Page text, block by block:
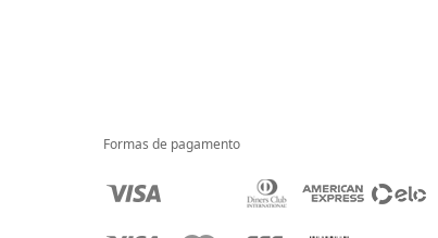
Formas de pagamento